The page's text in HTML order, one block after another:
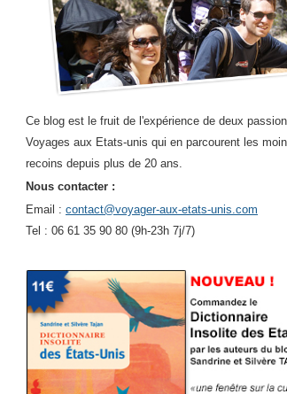
Ce blog est le fruit de l'expérience de deux
Voyages aux Etats-unis qui en parcourent les
recoins depuis plus de 20 ans.
Nous contacter :
Email : contact@voyager-aux-etats-unis.com
Tel : 06 61 35 90 80 (9h-23h 7j/7)